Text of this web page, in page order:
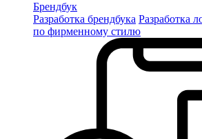
Брендбук
Разработка брендбука Разработка
по фирменному стилю